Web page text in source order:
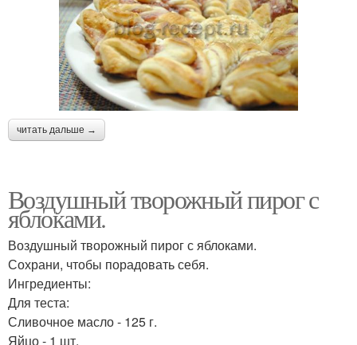
читать дальше →
Воздушный творожный пирог с
яблоками.
Воздушный творожный пирог с яблоками.
Сохрани, чтобы порадовать себя.
Ингредиенты:
Для теста:
Сливочное масло - 125 г.
Яйцо - 1 шт.